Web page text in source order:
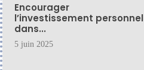
Encourager
l’investissement personnel
dans...
5 juin 2025